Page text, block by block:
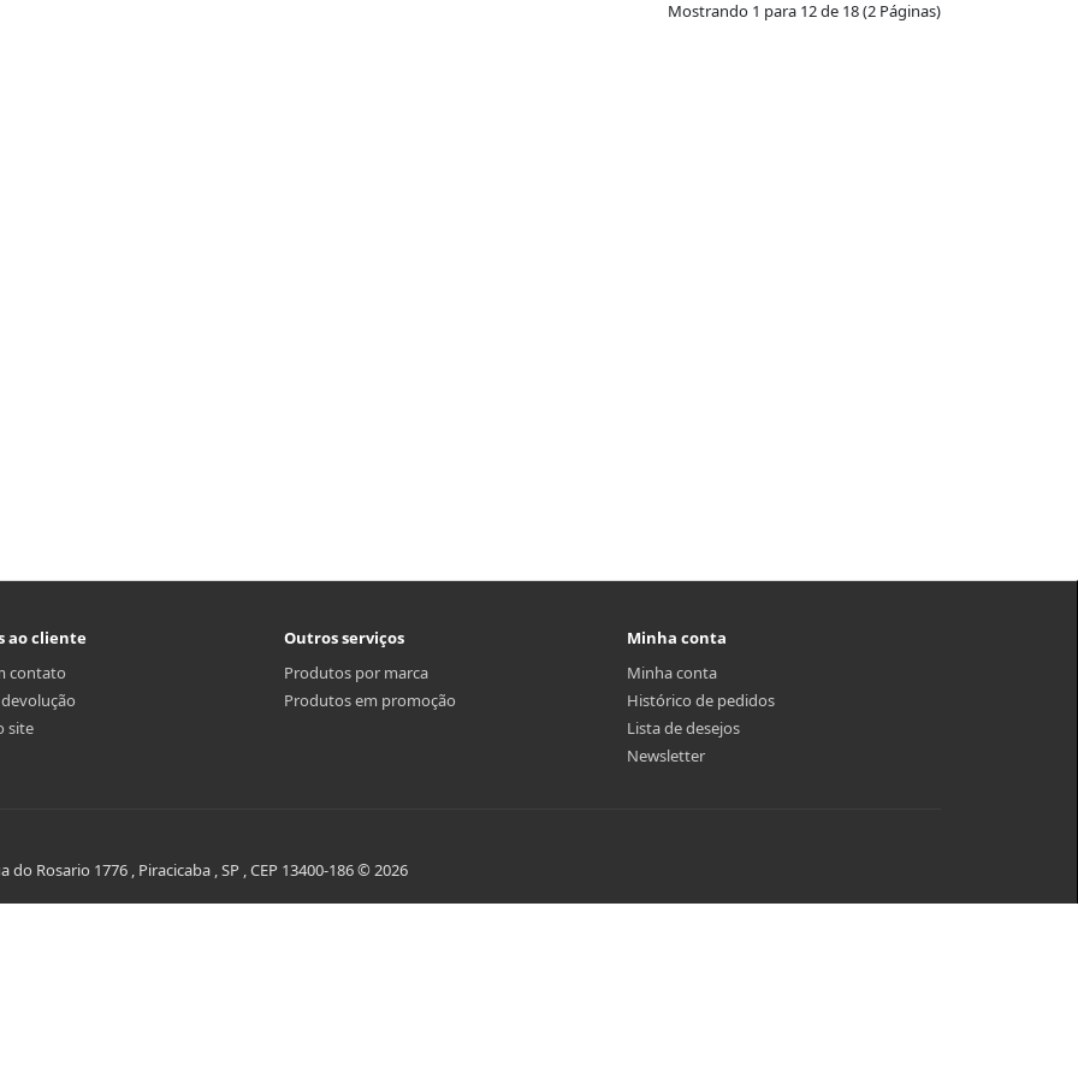
Mostrando 1 para 12 de 18 (2 Páginas)
ao cliente
contato
site
Outros serviços
Produtos por marca
Produtos em promoção
Minha conta
Minha conta
Histórico de pedidos
Lista de desejos
Newsletter
do Rosario 1776 , Piracicaba , SP , CEP 13400-186 © 2026